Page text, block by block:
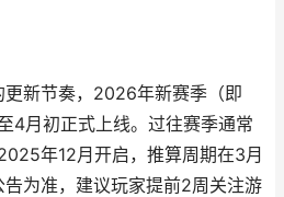
新节奏，2026年新赛季（即
4月初正式上线。过往赛季通常
年12月开启，推算周期在3月
为准，建议玩家提前2周关注游